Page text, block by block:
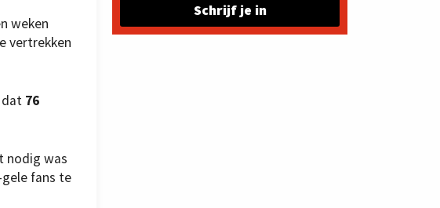
weken
vertrekken
dat 76
nodig was
fans te
Schrijf je in